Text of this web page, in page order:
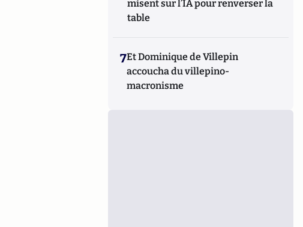
misent sur l’IA pour renverser la
table
7Et Dominique de Villepin
accoucha du villepino-
macronisme